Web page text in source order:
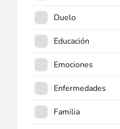
Duelo
Educación
Emociones
Enfermedades
Familia